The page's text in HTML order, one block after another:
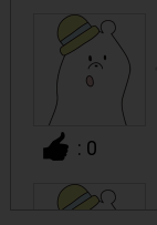
▼ポイント付与
上記参加条
でのご参加
・ECサイトやネ
: 0